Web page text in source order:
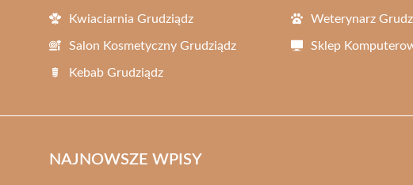
Kwiaciarnia Grudziądz Weterynarz
Salon Kosmetyczny Grudziądz Sklep
Kebab Grudziądz
NAJNOWSZE WPISY